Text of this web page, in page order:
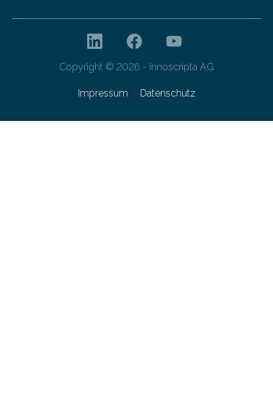
Copyright © 2026 - innoscripta AG
Impressum Datenschutz